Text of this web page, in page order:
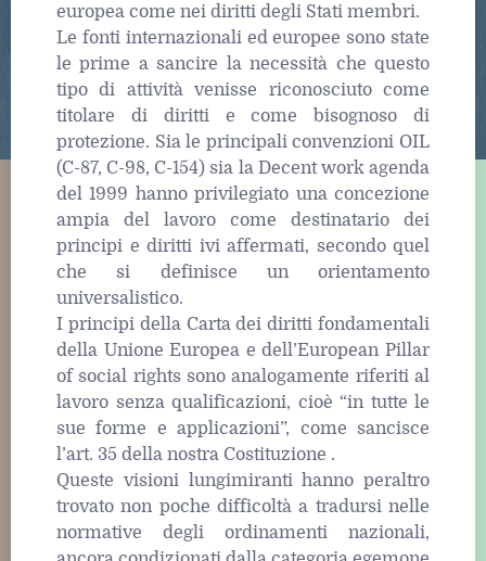
europea come nei diritti degli Stati membri.
Le fonti internazionali ed europee sono state
le prime a sancire la necessità che questo
tipo di attività venisse riconosciuto come
titolare di diritti e come bisognoso di
protezione. Sia le principali convenzioni OIL
(C-87, C-98, C-154) sia la Decent work agenda
del 1999 hanno privilegiato una concezione
ampia del lavoro come destinatario dei
principi e diritti ivi affermati, secondo quel
che si definisce un orientamento
universalistico.
I principi della Carta dei diritti fondamentali
della Unione Europea e dell’European Pillar
of social rights sono analogamente riferiti al
lavoro senza qualificazioni, cioè “in tutte le
sue forme e applicazioni”, come sancisce
l’art. 35 della nostra Costituzione .
Queste visioni lungimiranti hanno peraltro
trovato non poche difficoltà a tradursi nelle
normative degli ordinamenti nazionali,